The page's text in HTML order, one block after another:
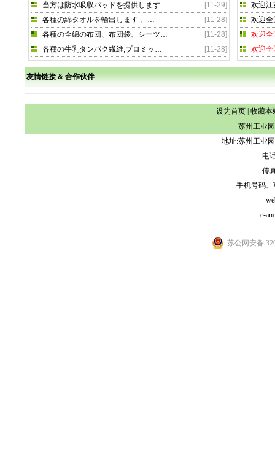
[11-29]
当方は防水吸収パッドを提供します…
[11-28]
各種の綿タオルを輸出します 。
…
[11-28]
各種の全綿の布団、布団袋、シーツ…
[11-28]
各種の牛乳タンパク繊維,プロミッ …
欢迎江
欢迎全
欢迎全
欢迎全
友情链接 & 合作伙伴
设为首页| 收藏本
苏州工业
地址:苏州工业
电
传
手机号码、
e-
苏公网安备